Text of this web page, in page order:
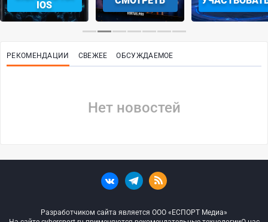
IOS
РЕКОМЕНДАЦИИ СВЕЖЕЕ ОБСУЖДАЕМОЕ
Нет новостей
Разработчиком сайта является ООО «ЕСПОРТ Медиа»